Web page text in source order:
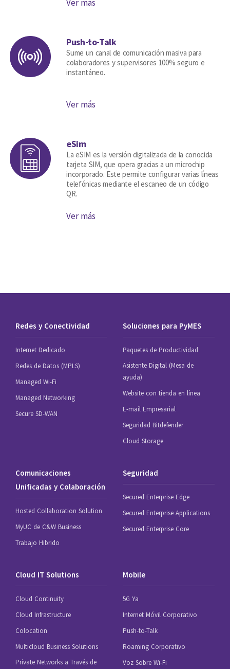
Ver más
Push-to-Talk
Sume un canal de comunicación masiva para
colaboradores y supervisores 100% seguro e
instantáneo.
Ver más
eSim
La eSIM es la versión digitalizada de la conocida
tarjeta SIM, que opera gracias a un microchip
incorporado. Este permite configurar varias líneas
telefónicas mediante el escaneo de un código
QR.
Ver más
Redes y Conectividad
Internet Dedicado
Redes de Datos (MPLS)
Managed Wi-Fi
Managed Networking
Secure SD-WAN
Soluciones para PyMES
Paquetes de Productividad
Asistente Digital (Mesa de
ayuda)
Website con tienda en línea
E-mail Empresarial
Seguridad Bitdefender
Cloud Storage
Comunicaciones
Unificadas y Colaboración
Hosted Collaboration Solution
MyUC de C&W Business
Trabajo Hibrido
Seguridad
Secured Enterprise Edge
Secured Enterprise Applications
Secured Enterprise Core
Cloud IT Solutions
Cloud Continuity
Cloud Infrastructure
Colocation
Multicloud Business Solutions
Private Networks a Través de
Mobile
5G Ya
Internet Móvil Corporativo
Push-to-Talk
Roaming Corporativo
Voz Sobre Wi-Fi